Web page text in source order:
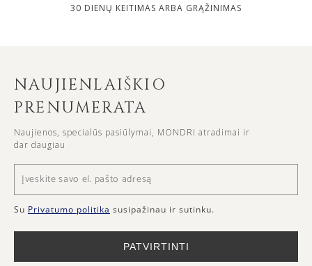
30 DIENŲ KEITIMAS ARBA GRĄŽINIMAS
NAUJIENLAIŠKIO
PRENUMERATA
Naujienos, specialūs pasiūlymai, MONDRI atradimai ir
dar daugiau
Su Privatumo politika susipažinau ir sutinku.
PATVIRTINTI